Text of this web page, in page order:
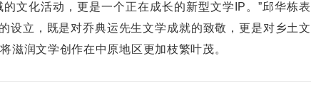
文化活动，更是一个正在成长的新型文学IP。”邱华栋表
设立，既是对乔典运先生文学成就的致敬，更是对乡土文
滋润文学创作在中原地区更加枝繁叶茂。